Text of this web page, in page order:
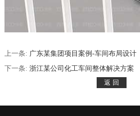
上一条: 广东某集团项目案例-车间布局设计
下一条: 浙江某公司化工车间整体解决方案